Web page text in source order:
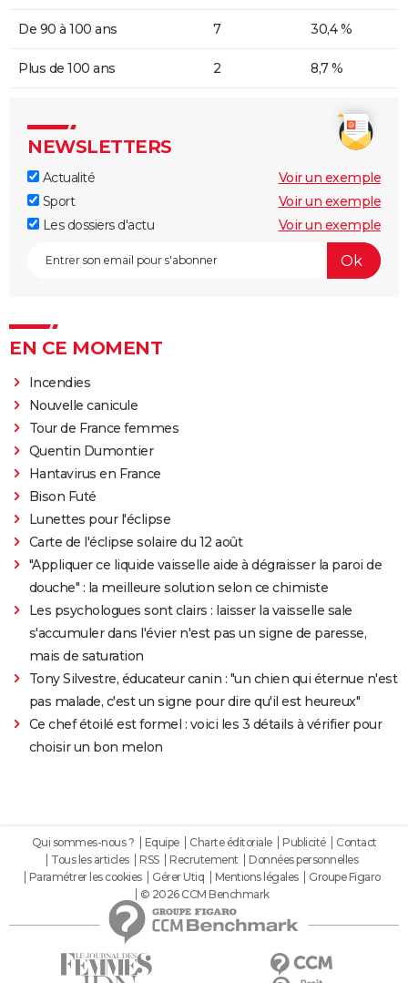
De 90 à 100 ans 7 30,4 %
Plus de 100 ans 2 8,7 %
NEWSLETTERS
Actualité
Voir un exemple
Sport
Voir un exemple
Les dossiers d'actu
Voir un exemple
EN CE MOMENT
Incendies
Nouvelle canicule
Tour de France femmes
Quentin Dumontier
Hantavirus en France
Bison Futé
Lunettes pour l'éclipse
Carte de l'éclipse solaire du 12 août
"Appliquer ce liquide vaisselle aide à dégraisser la paroi de
douche" : la meilleure solution selon ce chimiste
Les psychologues sont clairs : laisser la vaisselle sale
s'accumuler dans l'évier n'est pas un signe de paresse,
mais de saturation
Tony Silvestre, éducateur canin : "un chien qui éternue n'est
pas malade, c'est un signe pour dire qu'il est heureux"
Ce chef étoilé est formel : voici les 3 détails à vérifier pour
choisir un bon melon
Qui sommes-nous ? Equipe Charte éditoriale Publicité
Contact
Tous les articles
RSS Recrutement
Données personnelles
Paramétrer les cookies
Gérer Utiq Mentions légales
Groupe Figaro
© 2026 CCM Benchmark